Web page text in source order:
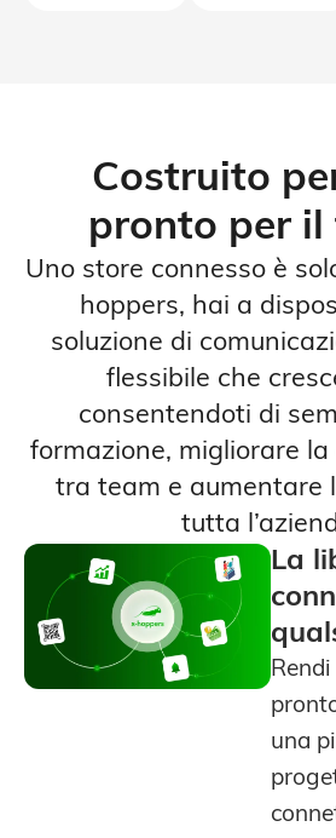
Costruito
pronto per il
Uno store connesso è
hoppers, hai a
soluzione di
flessibile che
consentendoti di
formazione, migliorare la
tra team e aumentare
tutta
La
una